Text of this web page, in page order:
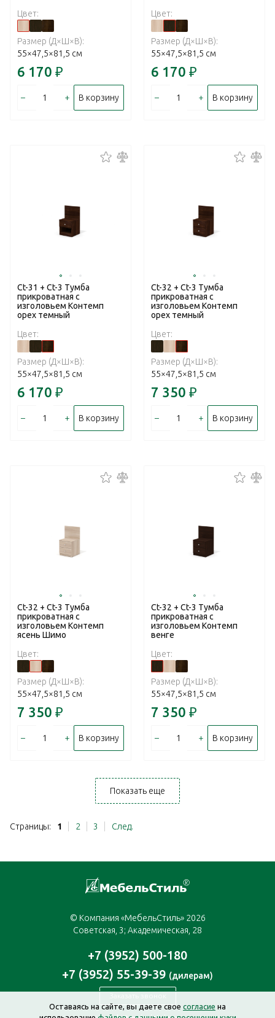
Цвет:
Размер (Д×Ш×В):
55×47,5×81,5 см
6 170 ₽
– + В корзину
Цвет:
Размер (Д×Ш×В):
55×47,5×81,5 см
6 170 ₽
– + В корзину
Ct-31 + Ct-3 Тумба
прикроватная с
изголовьем Контемп
орех темный
Цвет:
Размер (Д×Ш×В):
55×47,5×81,5 см
6 170 ₽
– + В корзину
Ct-32 + Ct-3 Тумба
прикроватная с
изголовьем Контемп
орех темный
Цвет:
Размер (Д×Ш×В):
55×47,5×81,5 см
7 350 ₽
– + В корзину
Ct-32 + Ct-3 Тумба
прикроватная с
изголовьем Контемп
ясень Шимо
Цвет:
Размер (Д×Ш×В):
55×47,5×81,5 см
7 350 ₽
– + В корзину
Ct-32 + Ct-3 Тумба
прикроватная с
изголовьем Контемп
венге
Цвет:
Размер (Д×Ш×В):
55×47,5×81,5 см
7 350 ₽
– + В корзину
Показать еще
Страницы: 1 2 3 След.
© Компания «МебельСтиль» 2026
Советская, 3; Академическая, 28
+7 (3952) 500-180
+7 (3952) 55-39-39 (дилерам)
Заказать звонок
Оставаясь на сайте, вы даете свое согласие на